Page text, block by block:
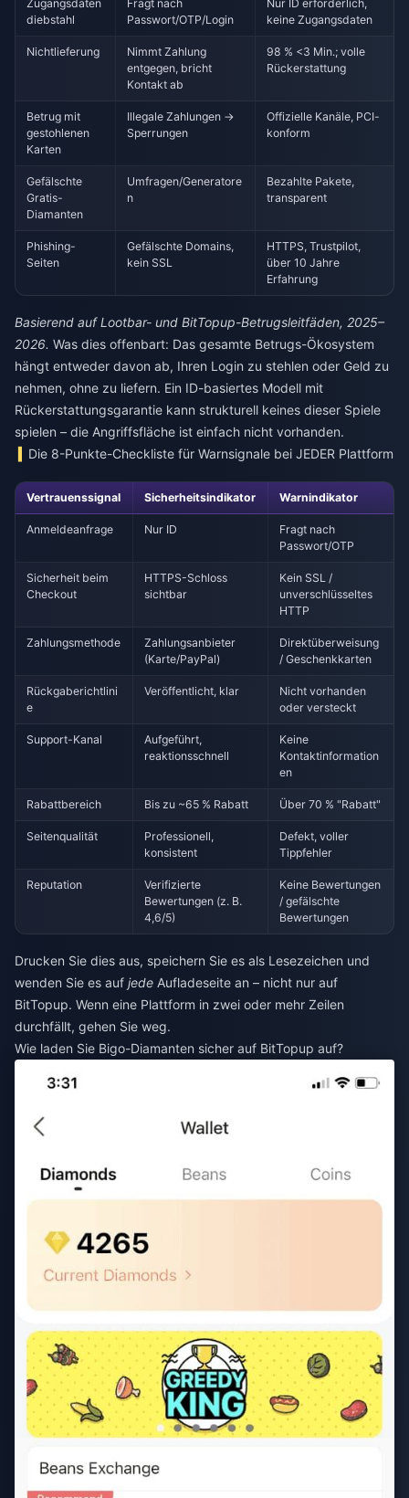
Zugangsdaten
diebstahl
Fragt nach
Passwort/OTP/Login
Nur ID erforderlich,
keine Zugangsdaten
Nichtlieferung
Nimmt Zahlung
entgegen, bricht
Kontakt ab
98 % <3 Min.; volle
Rückerstattung
Betrug mit
gestohlenen
Karten
Illegale Zahlungen →
Sperrungen
Offizielle Kanäle, PCI-
konform
Gefälschte
Gratis-
Diamanten
Umfragen/Generatore
n
Bezahlte Pakete,
transparent
Phishing-
Seiten
Gefälschte Domains,
kein SSL
HTTPS, Trustpilot,
über 10 Jahre
Erfahrung
Basierend auf Lootbar- und BitTopup-Betrugsleitfäden, 2025–
2026. Was dies offenbart: Das gesamte Betrugs-Ökosystem
hängt entweder davon ab, Ihren Login zu stehlen oder Geld zu
nehmen, ohne zu liefern. Ein ID-basiertes Modell mit
Rückerstattungsgarantie kann strukturell keines dieser Spiele
spielen – die Angriffsfläche ist einfach nicht vorhanden.
Die 8-Punkte-Checkliste für Warnsignale bei JEDER Plattform
Vertrauenssignal Sicherheitsindikator Warnindikator
Anmeldeanfrage Nur ID
Fragt nach
Passwort/OTP
Sicherheit beim
Checkout
HTTPS-Schloss
sichtbar
Kein SSL /
unverschlüsseltes
HTTP
Zahlungsmethode
Zahlungsanbieter
(Karte/PayPal)
Direktüberweisung
/ Geschenkkarten
Rückgaberichtlini
e
Veröffentlicht, klar
Nicht vorhanden
oder versteckt
Support-Kanal
Aufgeführt,
reaktionsschnell
Keine
Kontaktinformation
en
Rabattbereich Bis zu ~65 % Rabatt Über 70 % "Rabatt"
Seitenqualität
Professionell,
konsistent
Defekt, voller
Tippfehler
Reputation
Verifizierte
Bewertungen (z. B.
4,6/5)
Keine Bewertungen
/ gefälschte
Bewertungen
Drucken Sie dies aus, speichern Sie es als Lesezeichen und
wenden Sie es auf jede Aufladeseite an – nicht nur auf
BitTopup. Wenn eine Plattform in zwei oder mehr Zeilen
durchfällt, gehen Sie weg.
Wie laden Sie Bigo-Diamanten sicher auf BitTopup auf?